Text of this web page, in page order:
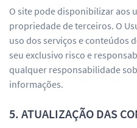
O site pode disponibilizar aos
propriedade de terceiros. O
uso dos serviços e conteúdos
seu exclusivo risco e
qualquer responsabilidade
informações.
5. ATUALIZAÇÃO DAS